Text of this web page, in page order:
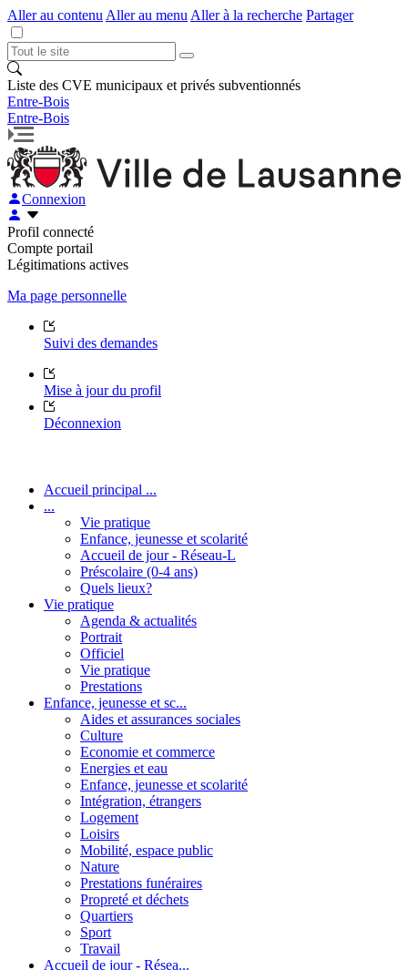
Aller au contenu Aller au menu Aller à la recherche Partager
Liste des CVE municipaux et privés subventionnés
Entre-Bois
Entre-Bois
Connexion
Profil connecté
Compte portail
Légitimations actives
Ma page personnelle
Suivi des demandes
Mise à jour du profil
Déconnexion
Accueil principal ...
...
Vie pratique
Enfance, jeunesse et scolarité
Accueil de jour - Réseau-L
Préscolaire (0-4 ans)
Quels lieux?
Vie pratique
Agenda & actualités
Portrait
Officiel
Vie pratique
Prestations
Enfance, jeunesse et sc...
Aides et assurances sociales
Culture
Economie et commerce
Energies et eau
Enfance, jeunesse et scolarité
Intégration, étrangers
Logement
Loisirs
Mobilité, espace public
Nature
Prestations funéraires
Propreté et déchets
Quartiers
Sport
Travail
Accueil de jour - Résea...